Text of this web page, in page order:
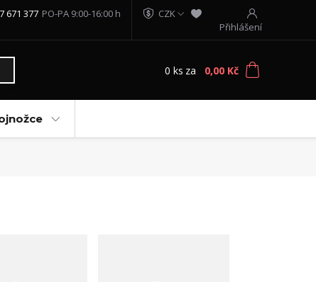
CZK
Přihlášení
671 377 PO-PA 9:00-16:00 h
0 ks za 0,00 Kč